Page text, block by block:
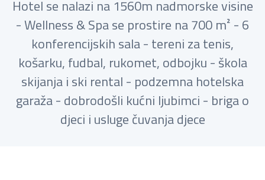
Hotel se nalazi na 1560m nadmorske visine
- Wellness & Spa se prostire na 700 m² - 6
konferencijskih sala - tereni za tenis,
košarku, fudbal, rukomet, odbojku - škola
skijanja i ski rental - podzemna hotelska
garaža - dobrodošli kućni ljubimci - briga o
djeci i usluge čuvanja djece